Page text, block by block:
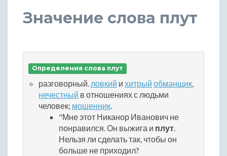
Значение слова плут
Определения слова плут
разговорный. ловкий и хитрый обманщик,
нечестный в отношениях с людьми
человек; мошенник.
"Мне этот Никанор Иванович не
понравился. Он выжига и плут.
Нельзя ли сделать так, чтобы он
больше не приходил?